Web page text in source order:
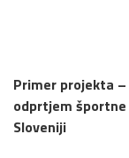
Primer projekta
odprtjem
Sloveniji